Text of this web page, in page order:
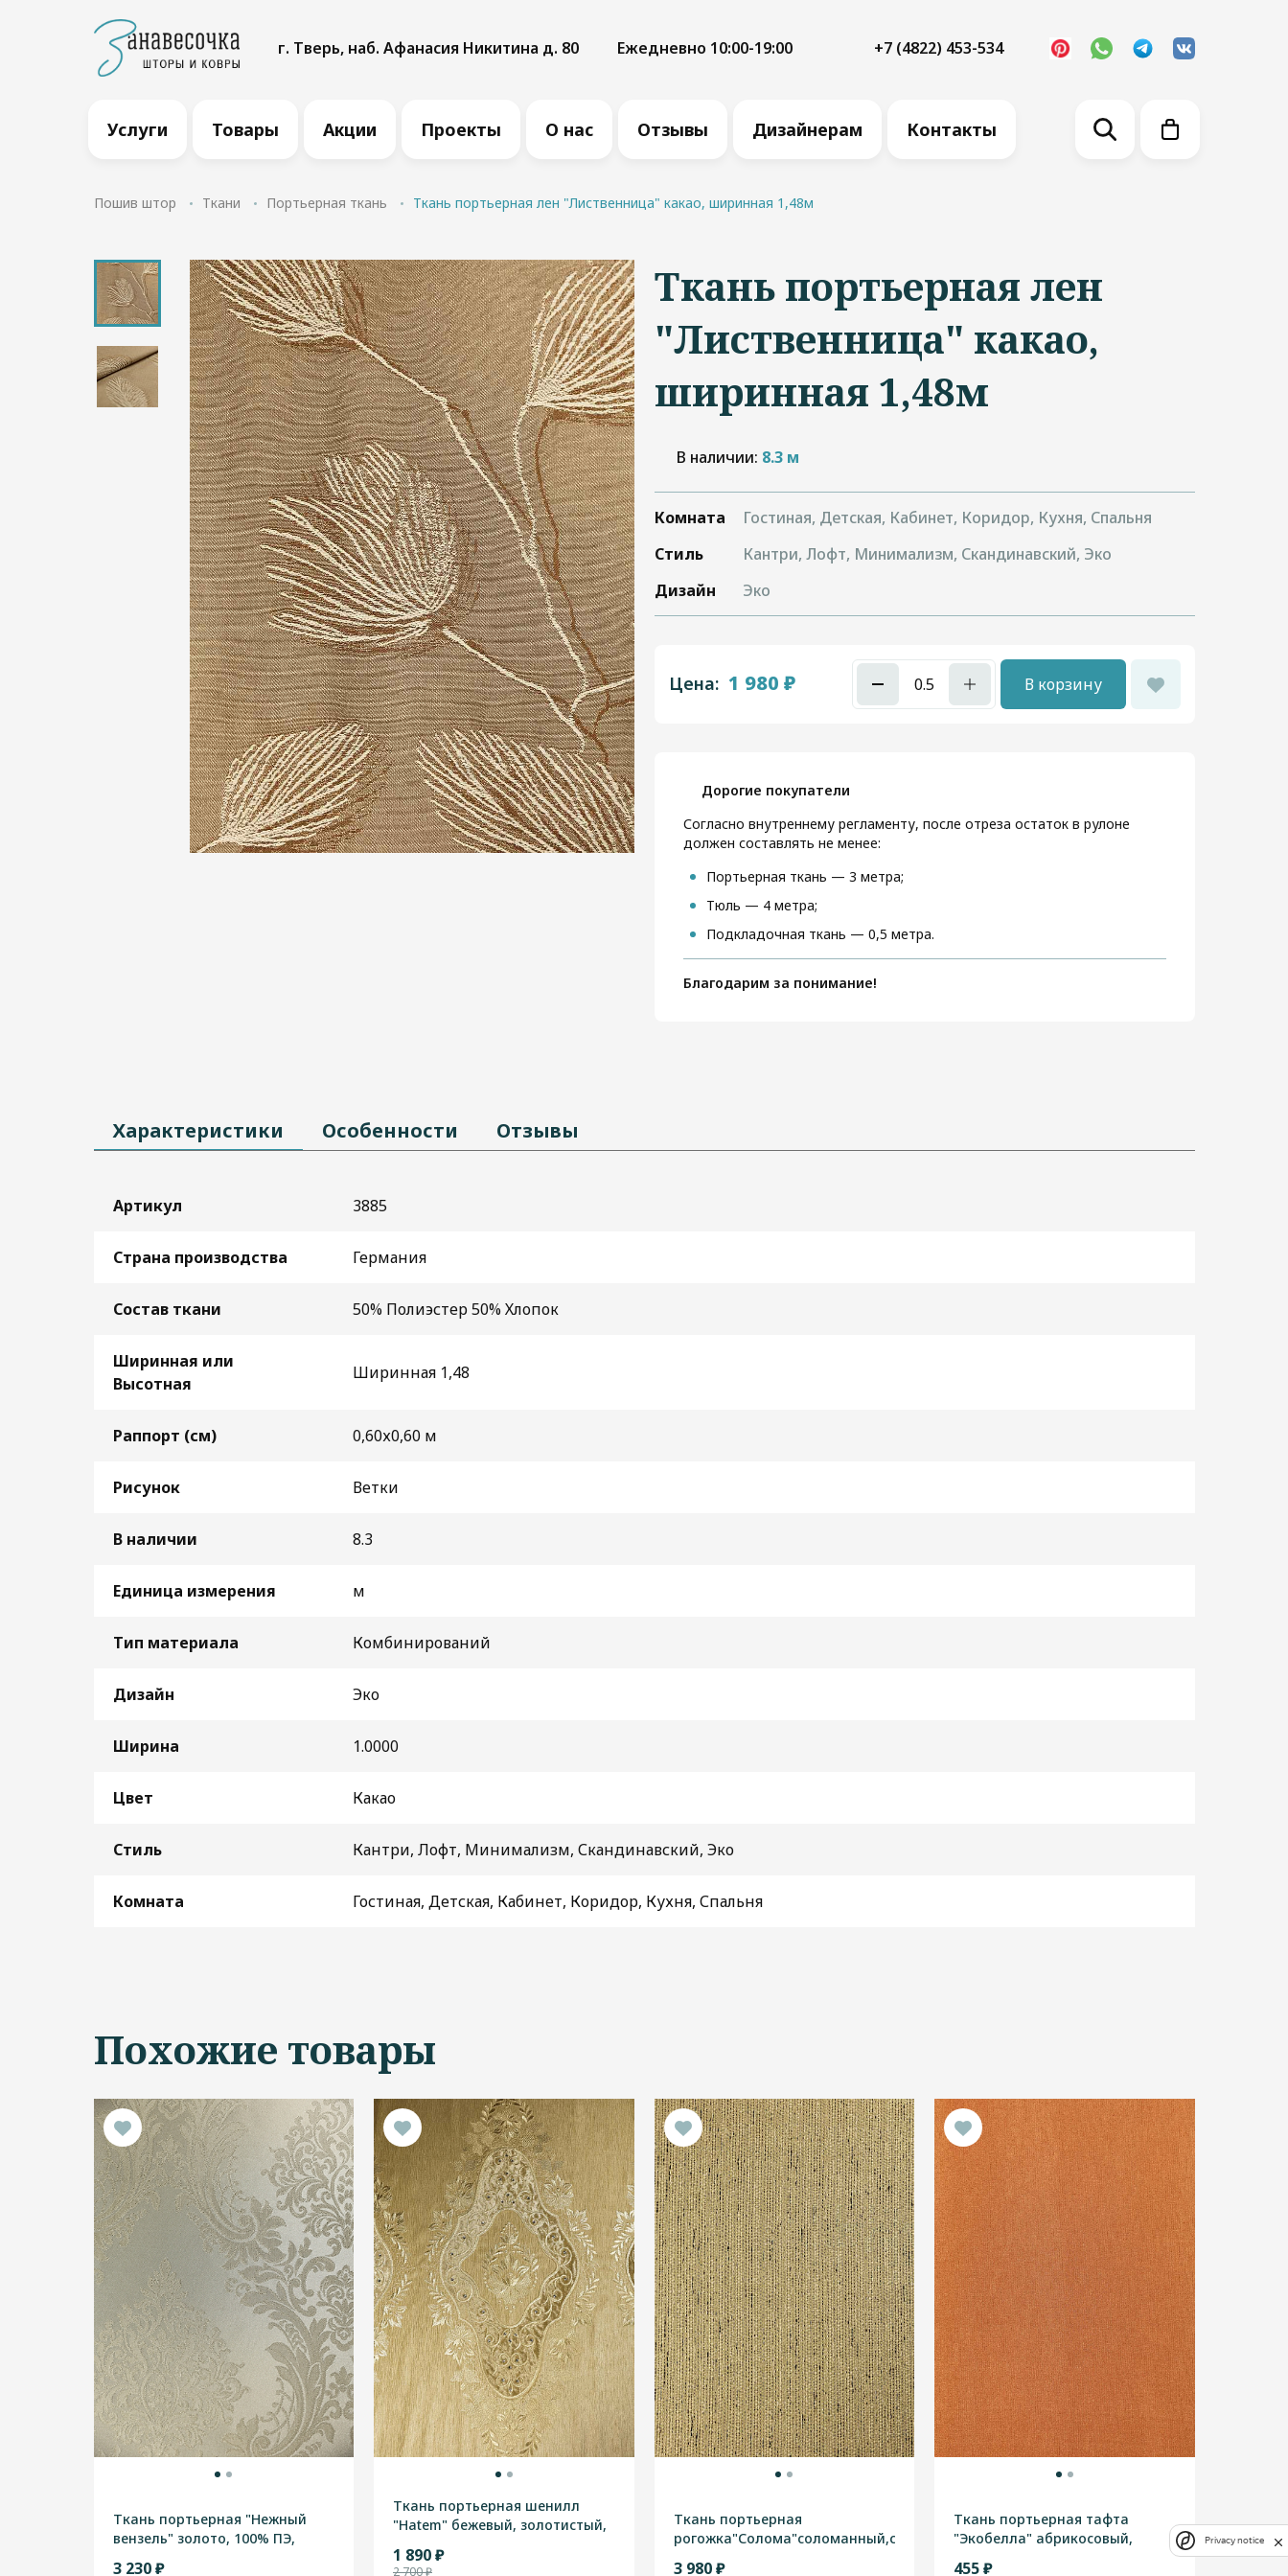
г. Тверь, наб. Афанасия Никитина д. 80 Ежедневно 10:00-19:00 +7 (4822) 453-534
Услуги Товары Акции Проекты О нас Отзывы Дизайнерам Контакты
Пошив штор Ткани Портьерная ткань Ткань портьерная лен "Лиственница" какао, ширинная 1,48м
Ткань портьерная лен
"Лиственница" какао,
ширинная 1,48м
В наличии: 8.3 м
Комната
Гостиная, Детская, Кабинет, Коридор, Кухня, Спальня
Стиль
Кантри, Лофт, Минимализм, Скандинавский, Эко
Дизайн
Эко
Цена: 1 980 ₽ В корзину
Дорогие покупатели
Согласно внутреннему регламенту, после отреза остаток в рулоне
должен составлять не менее:
Портьерная ткань — 3 метра;
Тюль — 4 метра;
Подкладочная ткань — 0,5 метра.
Благодарим за понимание!
Характеристики Особенности Отзывы
Артикул 3885
Страна производства Германия
Состав ткани 50% Полиэстер 50% Хлопок
Ширинная или
Высотная
Ширинная 1,48
Раппорт (см) 0,60х0,60 м
Рисунок Ветки
В наличии 8.3
Единица измерения м
Тип материала Комбинирований
Дизайн Эко
Ширина 1.0000
Цвет Какао
Стиль Кантри, Лофт, Минимализм, Скандинавский, Эко
Комната Гостиная, Детская, Кабинет, Коридор, Кухня, Спальня
Похожие товары
Ткань портьерная "Нежный
вензель" золото, 100% ПЭ,
3 230 ₽
Ткань портьерная шенилл
"Hatem" бежевый, золотистый,
1 890 ₽
2 700 ₽
Ткань портьерная
рогожка"Солома"соломанный,серый,оливковый,высотная
3 980 ₽
Ткань портьерная тафта
"Экобелла" абрикосовый,
455 ₽
Privacy notice